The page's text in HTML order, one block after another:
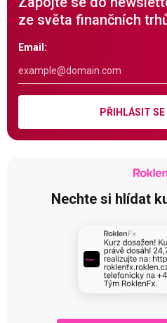
ze světa finančních
Email:
PŘIHLÁSIT SE
Nechte si hlídat